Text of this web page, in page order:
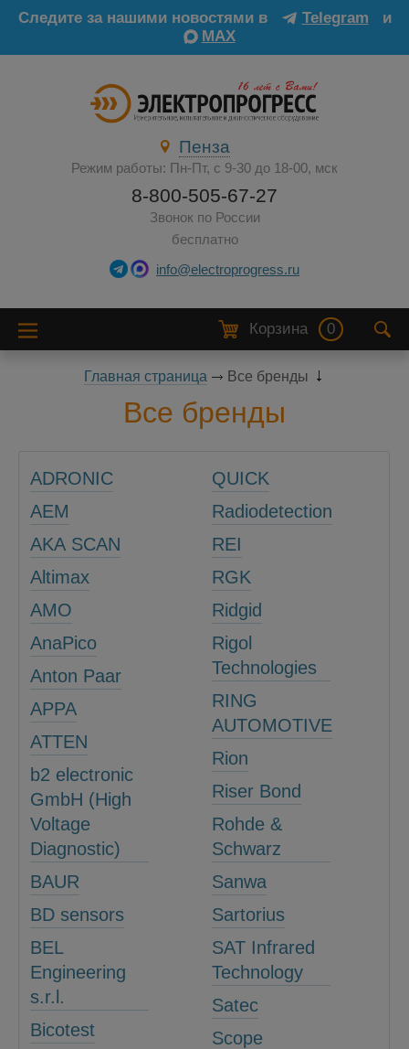
Следите за нашими новостями в Telegram
и
MAX
Пенза
Режим работы: Пн-Пт, с 9-30 до 18-00, мск
8-800-505-67-27
Звонок по России
бесплатно
info@electroprogress.ru
Корзина 0
Главная страница Все бренды
Все бренды
ADRONIC
AEM
AKA SCAN
Altimax
AMO
AnaPico
Anton Paar
APPA
ATTEN
b2 electronic
GmbH (High
Voltage
Diagnostic)
BAUR
BD sensors
BEL
Engineering
s.r.l.
Bicotest
QUICK
Radiodetection
REI
RGK
Ridgid
Rigol
Technologies
RING
AUTOMOTIVE
Rion
Riser Bond
Rohde &
Schwarz
Sanwa
Sartorius
SAT Infrared
Technology
Satec
Scope